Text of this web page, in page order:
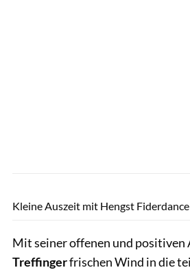
Kleine Auszeit mit Hengst
Mit seiner offenen und positiven
Treffingerfrischen Wind in die